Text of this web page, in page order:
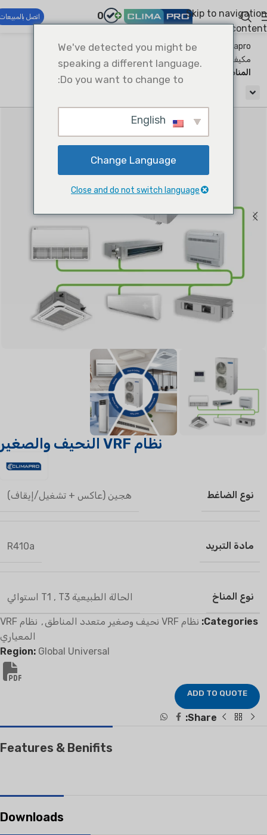
Skip to navigation
Skip to main content
0 اتصل
Climapro®
أنظمة التدفئة والتهوية وتكييف الهواء التجارية
مكيف هواء تجاري خفيف
نظام VRF نحيف وصغير متعدد
المناطق
نظام VRF النحيف والصغير
نوع الضاغط هجين (عاكس + تشغيل/إيقاف)
مادة التبريد R410a
نوع المناخ الحالة الطبيعية T1 , T3 استوائي
Categories: نظام VRF نحيف وصغير متعدد المناطق ,
نظام VRF
المعياري
Region: Global Universal
ADD TO QUOTE
Share:
Features & Benifits
Downloads
We've detected you might be
speaking a different language.
Do you want to change to:
Change Language
Close and do not switch language